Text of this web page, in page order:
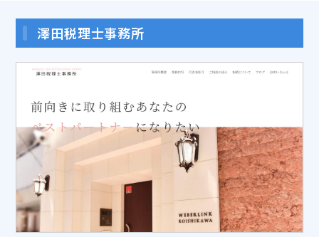
澤田税理士事務所